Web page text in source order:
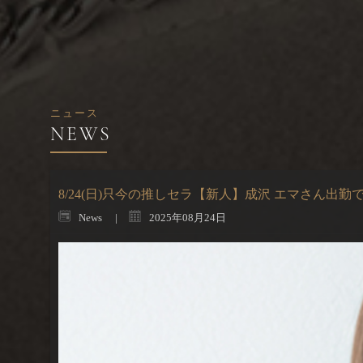
ニュース
8/24(日)只今の推しセラ【新人】成沢 エマさん出勤
News 2025年08月24日